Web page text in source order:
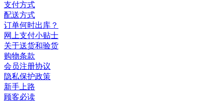
支付方式
配送方式
订单何时出库？
网上支付小贴士
关于送货和验货
购物条款
会员注册协议
隐私保护政策
新手上路
顾客必读